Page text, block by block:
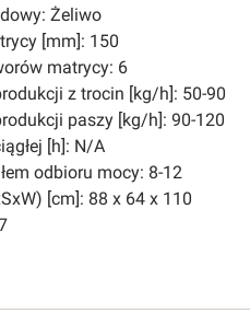
Żeliwo
[mm]: 150
matrycy: 6
z trocin [kg/h]: 50-90
paszy [kg/h]: 90-120
[h]: N/A
odbioru mocy: 8-12
[cm]: 88 x 64 x 110